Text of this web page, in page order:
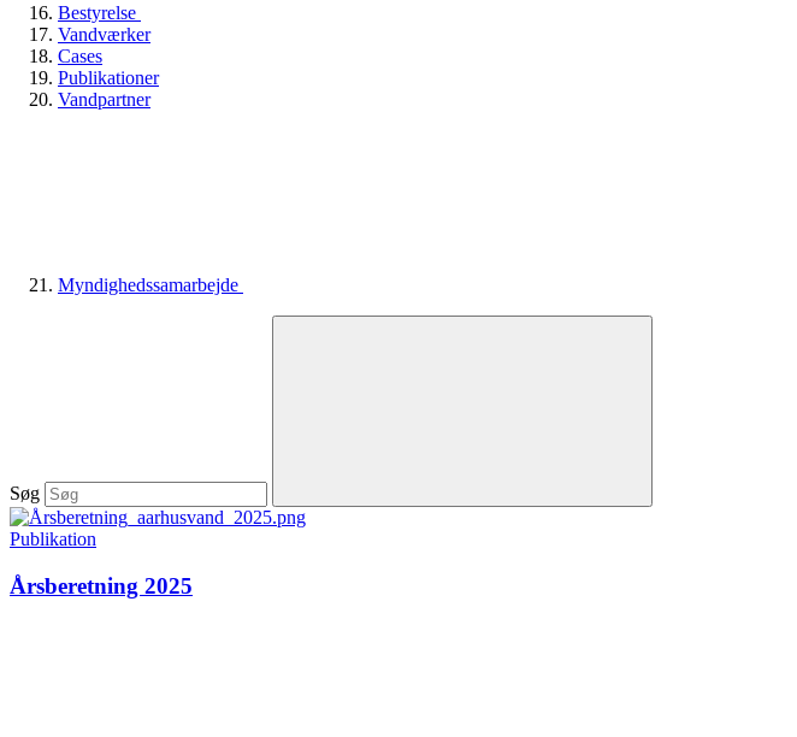
Bestyrelse
Vandværker
Cases
Publikationer
Vandpartner
Myndighedssamarbejde
Søg
Publikation
Årsberetning 2025